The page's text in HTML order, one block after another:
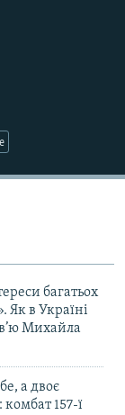
багатьох
Як в Україні
Михайла
а двоє
157-ї